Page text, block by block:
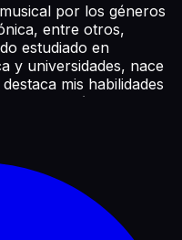
por los géneros
entre otros,
estudiado en
y universidades, nace
mis habilidades
electrónicos
instrumentos en vivo
guitarra eléctrica, un
musicales y
transportar a la
vidas rutinarias,
lleno de energía,